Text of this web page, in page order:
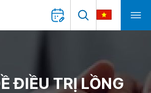
ĐIỀU TRỊ LỒNG